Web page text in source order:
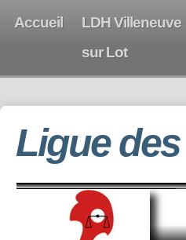
Accueil
LDH Villeneuve
sur Lot
Ligue